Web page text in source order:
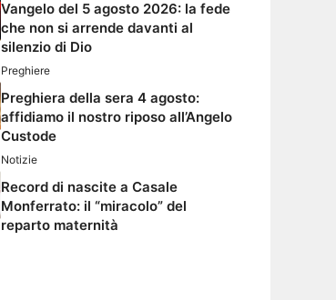
Vangelo del 5 agosto 2026: la fede
che non si arrende davanti al
silenzio di Dio
Preghiere
Preghiera della sera 4 agosto:
affidiamo il nostro riposo all’Angelo
Custode
Notizie
Record di nascite a Casale
Monferrato: il “miracolo” del
reparto maternità